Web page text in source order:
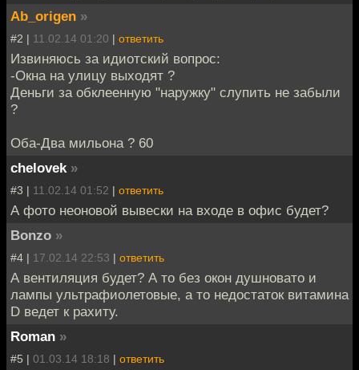
Ab_origen »
#2 | 11.02.14 01:20 | ответить
Извиняюсь за идиотский вопрос:
-Окна на улицу выходят ?
Деньги за обклеенную "наружку" слупить не забыли
?
Оба-Два мильона ? 60
chelovek »
#3 | 11.02.14 01:52 | ответить
А фото неоновой вывески на входе в офис будет?
Bonzo »
#4 | 17.02.14 22:53 | ответить
А вентиляция будет? А то без окон душновато и
лампы ультрафиолетовые, а то недостаток витамина
D ведет к рахиту.
Roman »
#5 | 01.03.14 18:18 | ответить